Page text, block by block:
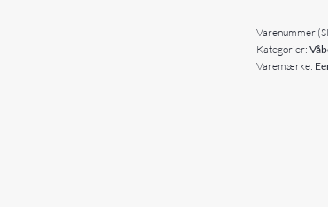
Varenummer
Kategorier:
Varemærke: